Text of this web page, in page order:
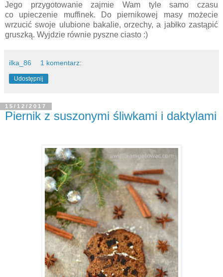
Jego przygotowanie zajmie Wam tyle samo czasu
co upieczenie muffinek. Do piernikowej masy możecie
wrzucić swoje ulubione bakalie, orzechy, a jabłko zastąpić
gruszką. Wyjdzie równie pyszne ciasto :)
ilka_86 1 komentarz:
Udostępnij
15/12/2017
Piernik z suszonymi śliwkami i daktylami